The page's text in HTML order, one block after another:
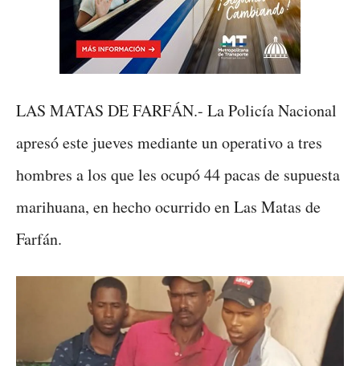
LAS MATAS DE FARFÁN.- La Policía Nacional
apresó este jueves mediante un operativo a tres
hombres a los que les ocupó 44 pacas de supuesta
marihuana, en hecho ocurrido en Las Matas de
Farfán.